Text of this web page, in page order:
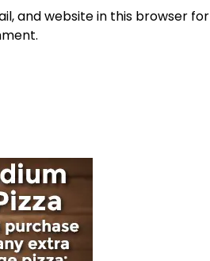
and website in this browser for